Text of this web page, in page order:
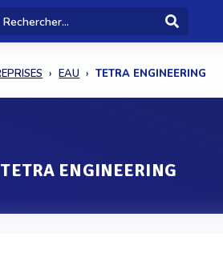
EAU TETRA ENGINEERING
TETRA ENGINEERING